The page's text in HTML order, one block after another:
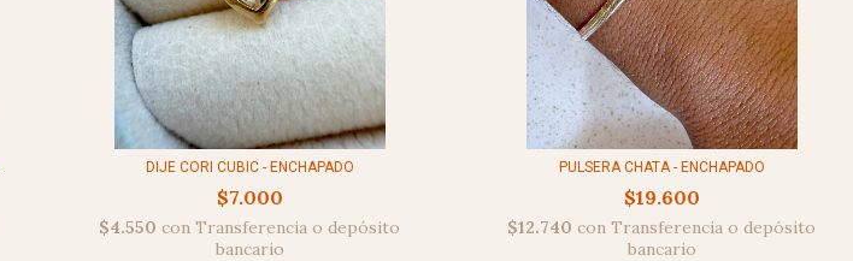
DIJE CORI CUBIC - ENCHAPADO
$7.000
$4.550con Transferencia o depósito
bancario
PULSERA CHATA - ENCHAPADO
$19.600
$12.740con Transferencia o depósito
bancario